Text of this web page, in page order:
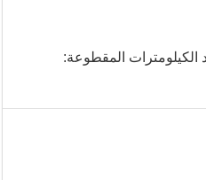
الموديل: تويوتا لاند كروزر 2016 المسافة المقطوعة: 9،970 كلم، عدد الكيلومترات المقطوعة: